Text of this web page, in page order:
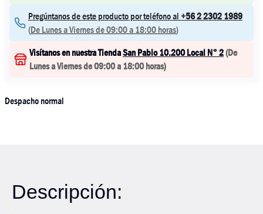
Pregúntanos de este producto por teléfono al+56 2 2302 1989
(De Lunes a Viernes de 09:00 a 18:00 horas)
Visítanos en nuestra TiendaSan Pablo 10.200 Local N° 2(De
Lunes a Viernes de 09:00 a 18:00 horas)
Despacho normal
Descripción: